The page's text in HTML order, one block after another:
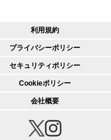
利用規約
プライバシーポリシー
セキュリティポリシー
Cookieポリシー
会社概要